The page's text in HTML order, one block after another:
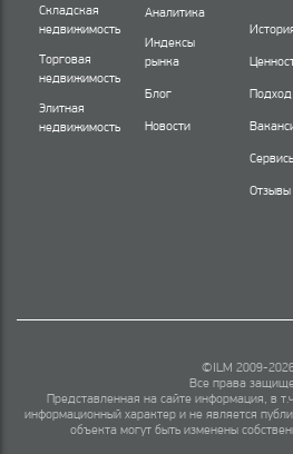
Складская
недвижимость
Торговая
недвижимость
Элитная
недвижимость
Аналитика
Индексы
рынка
Блог
Новости
Подход
Отзывы
©ILM 2009-
Все права
Представленная на сайте информация, в
информационный характер и не является
объекта могут быть изменены